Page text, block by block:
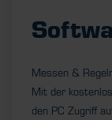
Messen &
Mit der
den PC Zugriff